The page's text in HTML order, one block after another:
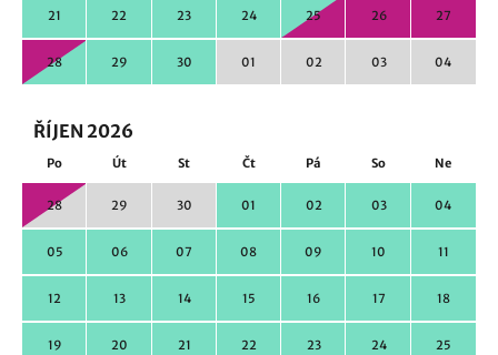
21 22 23 24 25 26 27
28 29 30 01 02 03 04
ŘÍJEN 2026
Po Út St Čt Pá So Ne
28 29 30 01 02 03 04
05 06 07 08 09 10 11
12 13 14 15 16 17 18
19 20 21 22 23 24 25